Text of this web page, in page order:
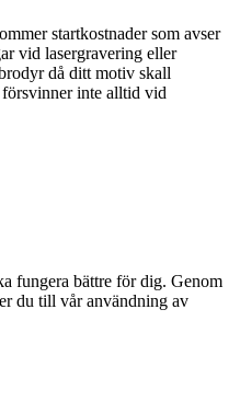
startkostnader som avser
vid lasergravering eller
då ditt motiv skall
försvinner inte alltid vid
fungera bättre för dig. Genom
du till vår användning av